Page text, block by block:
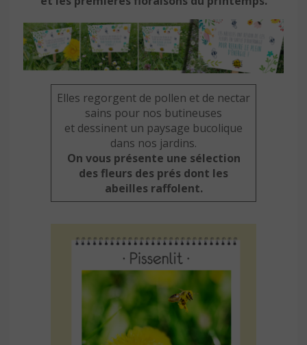
Elles regorgent de pollen et de nectar
sains pour nos butineuses
et dessinent un paysage bucolique
dans nos jardins.
On vous présente une sélection
des fleurs des prés dont les
abeilles raffolent.